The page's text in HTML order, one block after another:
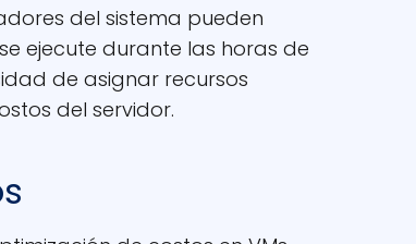
del sistema pueden
ejecute durante las horas de
de asignar recursos
del servidor.